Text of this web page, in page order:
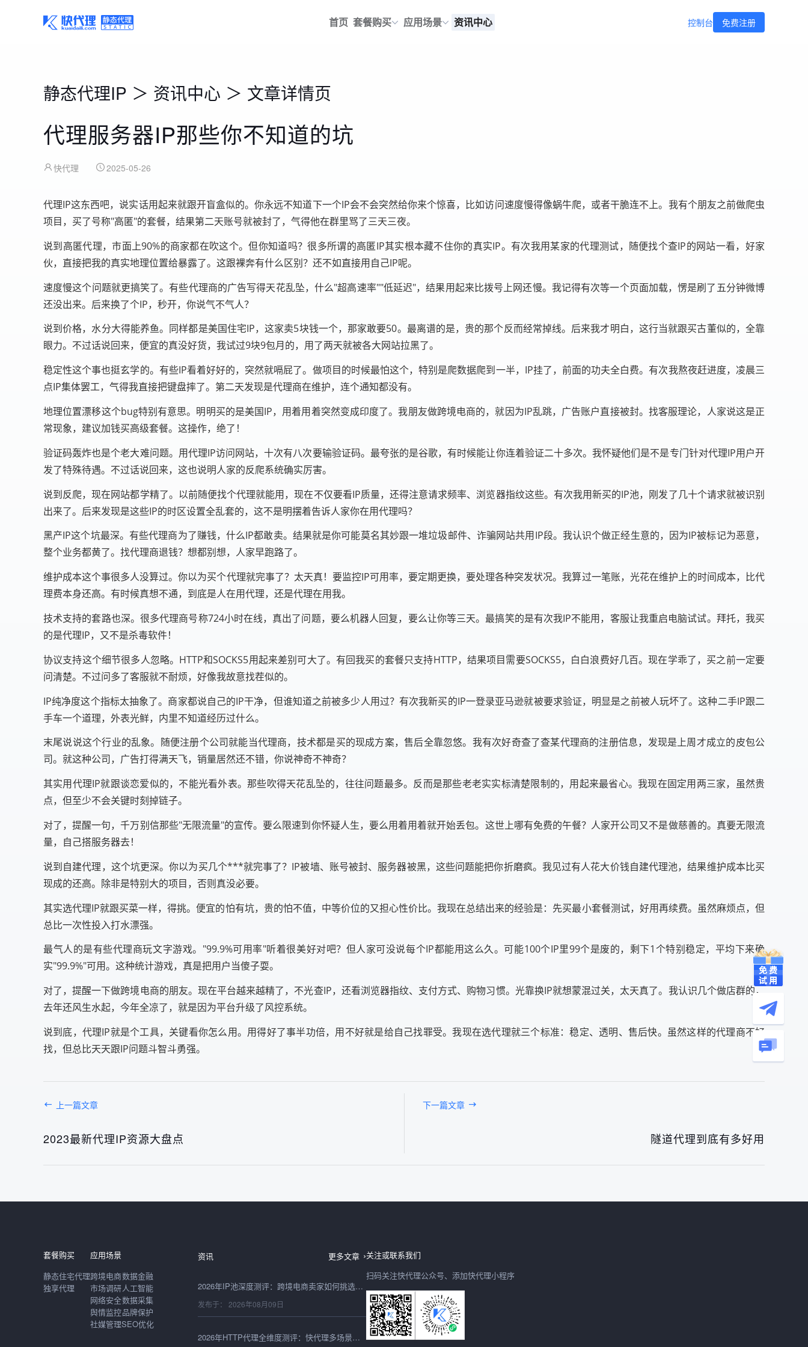
首页 套餐购买 应用场景 资讯中心 控制台 免费注册
静态代理IP ＞ 资讯中心 ＞ 文章详情页
代理服务器IP那些你不知道的坑
快代理 2025-05-26
代理IP这东西吧，说实话用起来就跟开盲盒似的。你永远不知道下一个IP会不会突然给你来个惊喜，比如访问速度慢得像蜗牛爬，或者干脆连不上。我有个朋友之前做爬虫
项目，买了号称"高匿"的套餐，结果第二天账号就被封了，气得他在群里骂了三天三夜。
说到高匿代理，市面上90%的商家都在吹这个。但你知道吗？很多所谓的高匿IP其实根本藏不住你的真实IP。有次我用某家的代理测试，随便找个查IP的网站一看，好家
伙，直接把我的真实地理位置给暴露了。这跟裸奔有什么区别？还不如直接用自己IP呢。
速度慢这个问题就更搞笑了。有些代理商的广告写得天花乱坠，什么"超高速率""低延迟"，结果用起来比拨号上网还慢。我记得有次等一个页面加载，愣是刷了五分钟微博
还没出来。后来换了个IP，秒开，你说气不气人？
说到价格，水分大得能养鱼。同样都是美国住宅IP，这家卖5块钱一个，那家敢要50。最离谱的是，贵的那个反而经常掉线。后来我才明白，这行当就跟买古董似的，全靠
眼力。不过话说回来，便宜的真没好货，我试过9块9包月的，用了两天就被各大网站拉黑了。
稳定性这个事也挺玄学的。有些IP看着好好的，突然就嗝屁了。做项目的时候最怕这个，特别是爬数据爬到一半，IP挂了，前面的功夫全白费。有次我熬夜赶进度，凌晨三
点IP集体罢工，气得我直接把键盘摔了。第二天发现是代理商在维护，连个通知都没有。
地理位置漂移这个bug特别有意思。明明买的是美国IP，用着用着突然变成印度了。我朋友做跨境电商的，就因为IP乱跳，广告账户直接被封。找客服理论，人家说这是正
常现象，建议加钱买高级套餐。这操作，绝了！
验证码轰炸也是个老大难问题。用代理IP访问网站，十次有八次要输验证码。最夸张的是谷歌，有时候能让你连着验证二十多次。我怀疑他们是不是专门针对代理IP用户开
发了特殊待遇。不过话说回来，这也说明人家的反爬系统确实厉害。
说到反爬，现在网站都学精了。以前随便找个代理就能用，现在不仅要看IP质量，还得注意请求频率、浏览器指纹这些。有次我用新买的IP池，刚发了几十个请求就被识别
出来了。后来发现是这些IP的时区设置全乱套的，这不是明摆着告诉人家你在用代理吗？
黑产IP这个坑最深。有些代理商为了赚钱，什么IP都敢卖。结果就是你可能莫名其妙跟一堆垃圾邮件、诈骗网站共用IP段。我认识个做正经生意的，因为IP被标记为恶意，
整个业务都黄了。找代理商退钱？想都别想，人家早跑路了。
维护成本这个事很多人没算过。你以为买个代理就完事了？太天真！要监控IP可用率，要定期更换，要处理各种突发状况。我算过一笔账，光花在维护上的时间成本，比代
理费本身还高。有时候真想不通，到底是人在用代理，还是代理在用我。
技术支持的套路也深。很多代理商号称724小时在线，真出了问题，要么机器人回复，要么让你等三天。最搞笑的是有次我IP不能用，客服让我重启电脑试试。拜托，我买
的是代理IP，又不是杀毒软件！
协议支持这个细节很多人忽略。HTTP和SOCKS5用起来差别可大了。有回我买的套餐只支持HTTP，结果项目需要SOCKS5，白白浪费好几百。现在学乖了，买之前一定要
问清楚。不过问多了客服就不耐烦，好像我故意找茬似的。
IP纯净度这个指标太抽象了。商家都说自己的IP干净，但谁知道之前被多少人用过？有次我新买的IP一登录亚马逊就被要求验证，明显是之前被人玩坏了。这种二手IP跟二
手车一个道理，外表光鲜，内里不知道经历过什么。
末尾说说这个行业的乱象。随便注册个公司就能当代理商，技术都是买的现成方案，售后全靠忽悠。我有次好奇查了查某代理商的注册信息，发现是上周才成立的皮包公
司。就这种公司，广告打得满天飞，销量居然还不错，你说神奇不神奇？
其实用代理IP就跟谈恋爱似的，不能光看外表。那些吹得天花乱坠的，往往问题最多。反而是那些老老实实标清楚限制的，用起来最省心。我现在固定用两三家，虽然贵
点，但至少不会关键时刻掉链子。
对了，提醒一句，千万别信那些"无限流量"的宣传。要么限速到你怀疑人生，要么用着用着就开始丢包。这世上哪有免费的午餐？人家开公司又不是做慈善的。真要无限流
量，自己搭服务器去！
说到自建代理，这个坑更深。你以为买几个***就完事了？IP被墙、账号被封、服务器被黑，这些问题能把你折磨疯。我见过有人花大价钱自建代理池，结果维护成本比买
现成的还高。除非是特别大的项目，否则真没必要。
其实选代理IP就跟买菜一样，得挑。便宜的怕有坑，贵的怕不值，中等价位的又担心性价比。我现在总结出来的经验是：先买最小套餐测试，好用再续费。虽然麻烦点，但
总比一次性投入打水漂强。
最气人的是有些代理商玩文字游戏。"99.9%可用率"听着很美好对吧？但人家可没说每个IP都能用这么久。可能100个IP里99个是废的，剩下1个特别稳定，平均下来确
实"99.9%"可用。这种统计游戏，真是把用户当傻子耍。
对了，提醒一下做跨境电商的朋友。现在平台越来越精了，不光查IP，还看浏览器指纹、支付方式、购物习惯。光靠换IP就想蒙混过关，太天真了。我认识几个做店群的，
去年还风生水起，今年全凉了，就是因为平台升级了风控系统。
说到底，代理IP就是个工具，关键看你怎么用。用得好了事半功倍，用不好就是给自己找罪受。我现在选代理就三个标准：稳定、透明、售后快。虽然这样的代理商不好
找，但总比天天跟IP问题斗智斗勇强。
上一篇文章
2023最新代理IP资源大盘点
下一篇文章
隧道代理到底有多好用
套餐购买
静态住宅代理
独享代理
应用场景
跨境电商
市场调研
网络安全
舆情监控
社媒管理
数据金融
人工智能
数据采集
品牌保护
SEO优化
资讯 更多文章
发布于： 2026年08月09日
2026年IP池深度测评：跨境电商卖家如何挑选高性价比的全球代理方案
发布于： 2026年08月09日
2026年HTTP代理全维度测评：快代理多场景性能实测解析
关注或联系我们
扫码关注快代理公众号、添加快代理小程序